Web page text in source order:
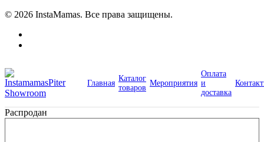
© 2026 InstaMamas. Все права защищены.
Главная
Каталог
товаров
Мероприятия
Оплата
и
доставка
Распродан